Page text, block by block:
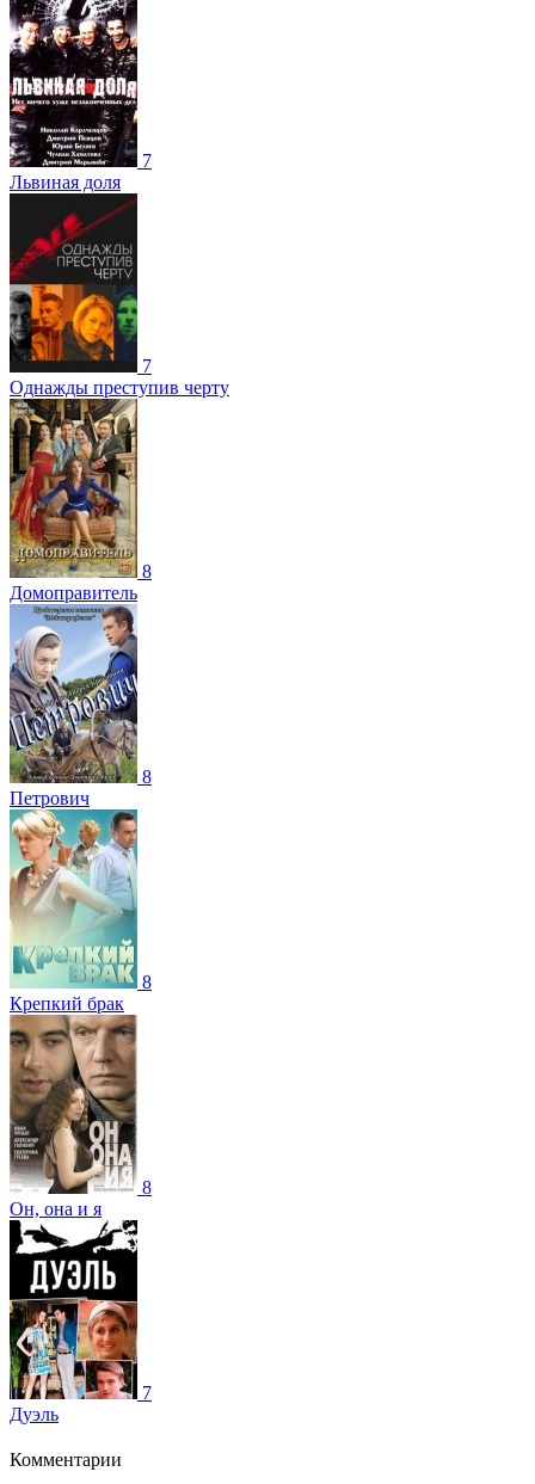
7
Львиная доля
7
Однажды преступив черту
8
Домоправитель
8
Петрович
8
Крепкий брак
8
Он, она и я
7
Дуэль
Комментарии